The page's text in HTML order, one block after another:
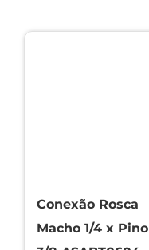
Conexão Rosca
Macho 1/4 x Pino